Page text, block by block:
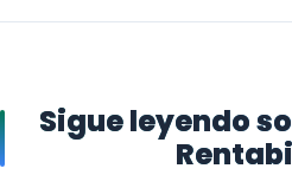
Sigue leyendo